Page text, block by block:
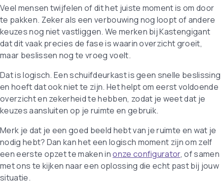
Veel mensen twijfelen of dit het juiste moment is om door
te pakken. Zeker als een verbouwing nog loopt of andere
keuzes nog niet vastliggen. We merken bij Kastengigant
dat dit vaak precies de fase is waarin overzicht groeit,
maar beslissen nog te vroeg voelt.
Dat is logisch. Een schuifdeurkast is geen snelle beslissing
en hoeft dat ook niet te zijn. Het helpt om eerst voldoende
overzicht en zekerheid te hebben, zodat je weet dat je
keuzes aansluiten op je ruimte en gebruik.
Merk je dat je een goed beeld hebt van je ruimte en wat je
nodig hebt? Dan kan het een logisch moment zijn om zelf
een eerste opzet te maken inonze configurator, of samen
met ons te kijken naar een oplossing die echt past bij jouw
situatie.